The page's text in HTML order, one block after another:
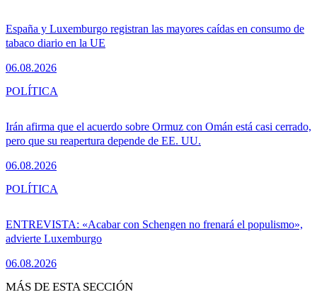
España y Luxemburgo registran las mayores caídas en consumo de
tabaco diario en la UE
06.08.2026
Irán afirma que el acuerdo sobre Ormuz con Omán está casi cerrado,
pero que su reapertura depende de EE. UU.
06.08.2026
POLÍTICA
ENTREVISTA: «Acabar con Schengen no frenará el populismo»,
advierte Luxemburgo
06.08.2026
POLÍTICA
MÁS DE ESTA SECCIÓN